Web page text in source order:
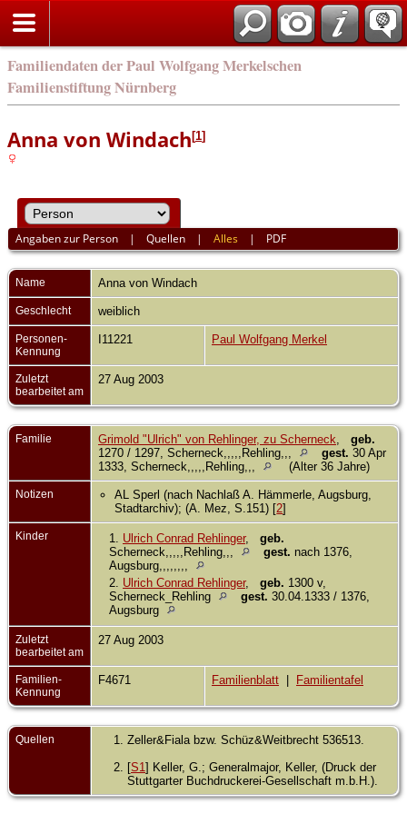
Familiendaten der Paul Wolfgang Merkelschen
Familienstiftung Nürnberg
Anna von Windach [1]
Angaben zur Person |Quellen |Alles | PDF
Name Anna von Windach
Geschlecht weiblich
Personen-
Kennung
I11221 Paul Wolfgang Merkel
Zuletzt
bearbeitet am
27 Aug 2003
Familie Grimold "Ulrich" von Rehlinger, zu Scherneck
geb.
1270 / 1297, Scherneck,,,,,Rehling,,,
gest. 30 Apr
1333, Scherneck,,,,,Rehling,,,
(Alter 36 Jahre)
Notizen
AL Sperl (nach Nachlaß A. Hämmerle, Augsburg,
Stadtarchiv); (A. Mez, S.151) [2]
Kinder 1. Ulrich Conrad Rehlinger, geb.
Scherneck,,,,,Rehling,,,
gest. nach 1376,
Augsburg,,,,,,,,
2. Ulrich Conrad Rehlinger, geb. 1300 v,
Scherneck_Rehling
gest. 30.04.1333 / 1376,
Augsburg
Zuletzt
bearbeitet am
27 Aug 2003
Familien-
Kennung
F4671 Familienblatt Familientafel
Quellen
Zeller&Fiala bzw. Schüz&Weitbrecht 536513.
[S1 ] Keller, G.; Generalmajor, Keller, (Druck der
Stuttgarter Buchdruckerei-Gesellschaft m.b.H.).